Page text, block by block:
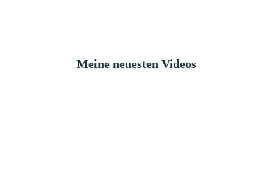
Meine neuesten Videos